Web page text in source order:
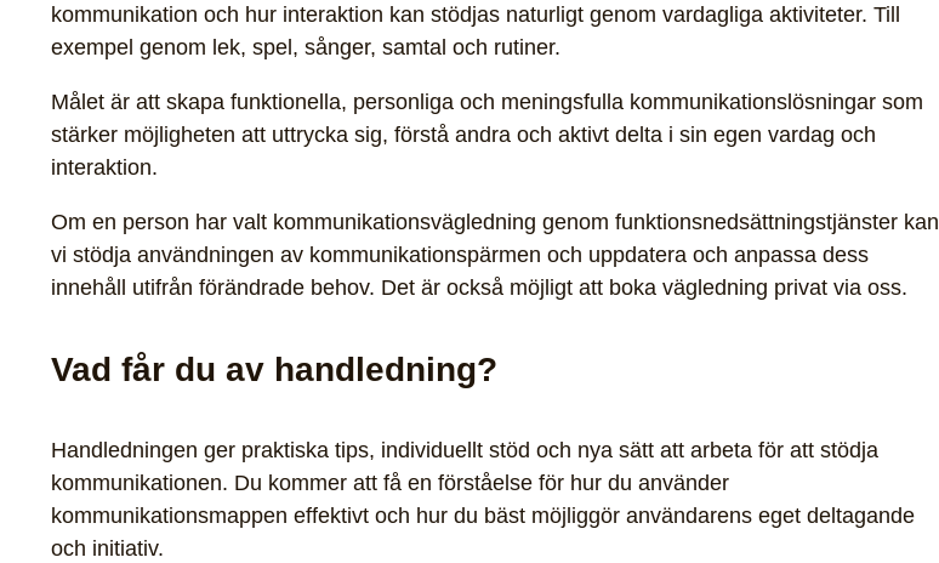
kommunikation och hur interaktion kan stödjas naturligt genom vardagliga aktiviteter. Till
exempel genom lek, spel, sånger, samtal och rutiner.
Målet är att skapa funktionella, personliga och meningsfulla kommunikationslösningar som
stärker möjligheten att uttrycka sig, förstå andra och aktivt delta i sin egen vardag och
interaktion.
Om en person har valt kommunikationsvägledning genom funktionsnedsättningstjänster kan
vi stödja användningen av kommunikationspärmen och uppdatera och anpassa dess
innehåll utifrån förändrade behov. Det är också möjligt att boka vägledning privat via oss.
Vad får du av handledning?
Handledningen ger praktiska tips, individuellt stöd och nya sätt att arbeta för att stödja
kommunikationen. Du kommer att få en förståelse för hur du använder
kommunikationsmappen effektivt och hur du bäst möjliggör användarens eget deltagande
och initiativ.